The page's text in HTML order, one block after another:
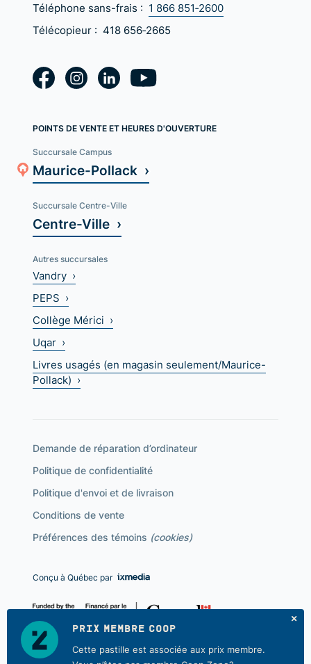
PRIX MEMBRE COOP
Cette pastille est associée aux prix membre.
Téléphone sans-frais : 1 866 851‑2600
Télécopieur : 418 656‑2665
POINTS DE VENTE ET HEURES D'OUVERTURE
Succursale Campus
Maurice-Pollack ›
Succursale Centre-Ville
Centre-Ville ›
Autres succursales
Vandry ›
PEPS ›
Collège Mérici ›
Uqar ›
Livres usagés (en magasin seulement/Maurice-
Pollack) ›
Demande de réparation d’ordinateur
Politique de confidentialité
Politique d'envoi et de livraison
Conditions de vente
Préférences des témoins (cookies)
Conçu à Québec par